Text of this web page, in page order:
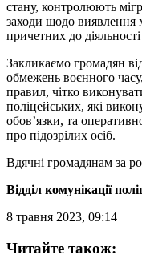
стану, контролюють
заходи щодо виявлення
причетних до
Закликаємо громадян
обмежень воєнного
правил, чітко
поліцейських, які
обов’язки, та
про підозрілих осіб.
Вдячні громадянам за
Відділ комунікації
8 травня 2023, 09:14
Читайте також: